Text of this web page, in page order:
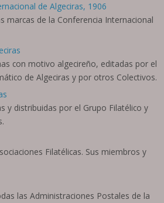
de Algeciras, 1906
marcas de la Conferencia Internacional
con motivo algecireño, editadas por el
de Algeciras y por otros Colectivos.
y distribuidas por el Grupo Filatélico y
Filatélicas. Sus miembros y
las Administraciones Postales de la